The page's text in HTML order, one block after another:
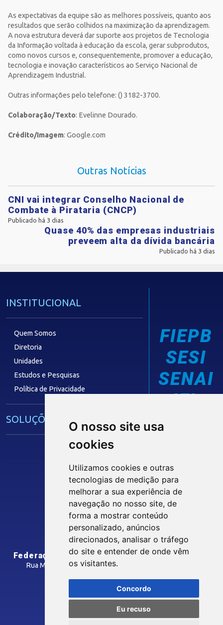
O nosso site usa
cookies
Utilizamos cookies e outras
tecnologias de medição para
melhorar a sua experiência de
navegação no nosso site, de
forma a mostrar conteúdo
personalizado, anúncios
direcionados, analisar o tráfego
do site e entender de onde vêm
os visitantes.
Concordo
Eu recuso
As expectativas da equipe são as melhores possíveis, quanto aos
resultados que serão colhidos na maximização da aprendizagem.
A nova estrutura deverá dar suporte aos projetos de Tecnologia
da Informação voltada à educação da escola, gerar subprodutos,
como novos cursos e, consequentemente, promover a educação,
tecnologia e inovação característicos ao Serviço Nacional de
Aprendizagem Industrial.
Outras informações pelo telefone: () 3182-3700.
Colaboração/Texto: Evelinne Dourado.
Crédito/Imagem: Google.com
Outras Notícias
CNI vai integrar Conselho Nacional de
Combate à Pirataria (CNCP)
Publicado há 3 dias
Quase 40% das empresas industriais
preveem alta da dívida bancária
Publicado há 3 dias
INSTITUCIONAL
Quem Somos
Diretoria
Unidades
Estudos e Pesquisas
Política de Privacidade
SOLUÇÕES E SERVIÇOS
Núcleo de Acesso ao Crédito
Centro Internacional de Negócios -
CONTRIBUIÇÃO SINDICAL
SINDICATOS FILIADOS
FIEPB
SESI
SENAI
IEL
Siga nossas Redes Sociais
INTRANET
Federação das Indústrias do Estado da Paraíba
Rua Manoel Gonçalves Guimarães, 195 - José Pinheiro
Como Chegar
© 2026 FIEPB